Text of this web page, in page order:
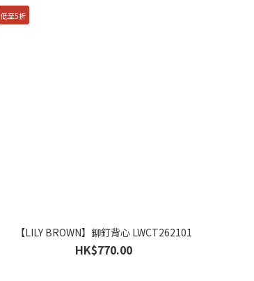
低至5折
【LILY BROWN】鉚釘背心 LWCT262101
HK$770.00